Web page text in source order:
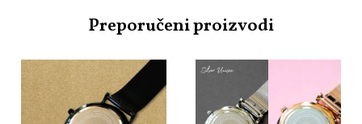
Preporučeni proizvodi